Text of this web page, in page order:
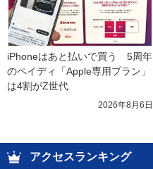
iPhoneはあと払いで買う　5周年
のペイディ「Apple専用プラン」
は4割がZ世代
2026年8月6日
アクセスランキング